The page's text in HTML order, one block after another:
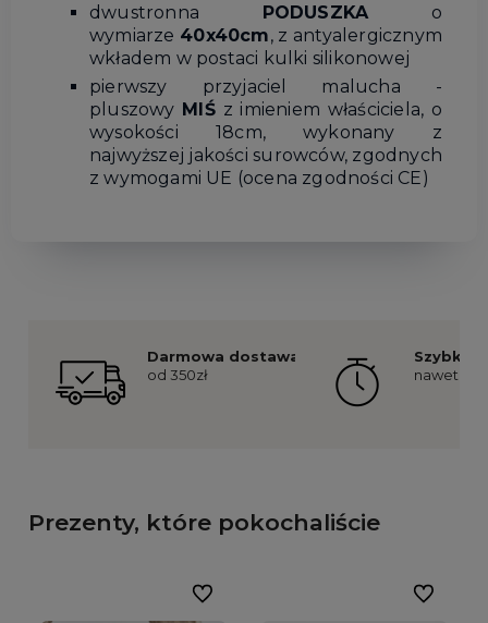
dwustronna PODUSZKAo
wymiarze 40x40cm, z antyalergicznym
wkładem w postaci kulki silikonowej
pierwszy przyjaciel malucha -
pluszowy MIŚz imieniem właściciela, o
wysokości 18cm, wykonany z
najwyższej jakości surowców, zgodnych
z wymogami UE (ocena zgodności CE)
Darmowa dostawa
od 350zł
Szybka
nawet już
Prezenty, które pokochaliście
Do ulubionych Do